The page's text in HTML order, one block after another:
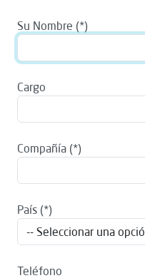
Su Nombre
Cargo
Compañía
País
Teléfono